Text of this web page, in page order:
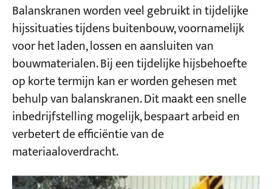
Balanskranen worden veel gebruikt in tijdelijke
hijssituaties tijdens buitenbouw, voornamelijk
voor het laden, lossen en aansluiten van
bouwmaterialen. Bij een tijdelijke hijsbehoefte
op korte termijn kan er worden gehesen met
behulp van balanskranen. Dit maakt een snelle
inbedrijfstelling mogelijk, bespaart arbeid en
verbetert de efficiëntie van de
materiaaloverdracht.